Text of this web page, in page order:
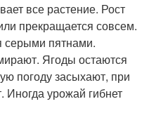
все растение. Рост
прекращается совсем.
серыми пятнами.
Ягоды остаются
погоду засыхают, при
урожай гибнет